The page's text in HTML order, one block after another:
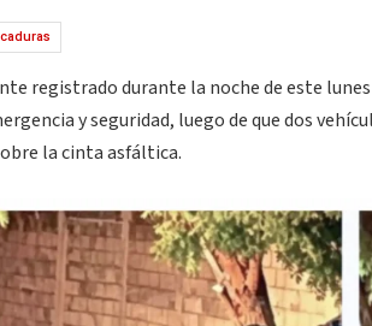
registrado durante la noche de este
y seguridad, luego de que dos
la cinta asfáltica.